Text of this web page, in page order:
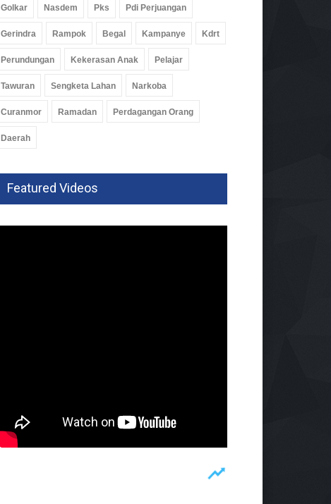
Golkar Nasdem Pks Pdi Perjuangan
Gerindra Rampok Begal Kampanye Kdrt
Perundungan Kekerasan Anak Pelajar
Tawuran Sengketa Lahan Narkoba
Curanmor Ramadan Perdagangan Orang
Daerah
Featured Videos